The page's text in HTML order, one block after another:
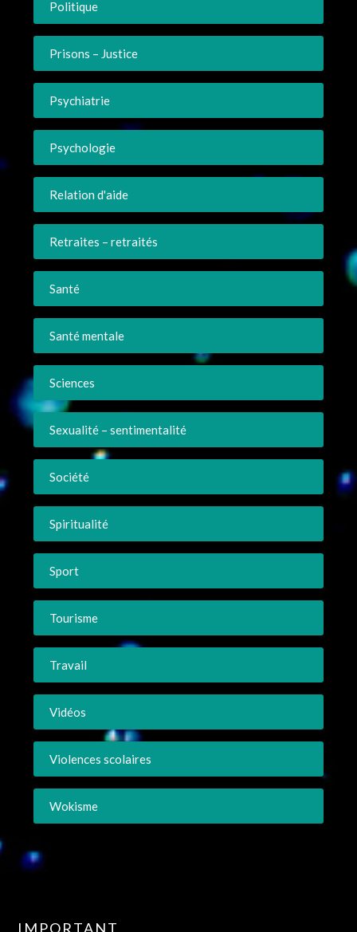
Politique
Prisons – Justice
Psychiatrie
Psychologie
Relation d'aide
Retraites – retraités
Santé
Santé mentale
Sciences
Sexualité – sentimentalité
Société
Spiritualité
Sport
Tourisme
Travail
Vidéos
Violences scolaires
Wokisme
IMPORTANT